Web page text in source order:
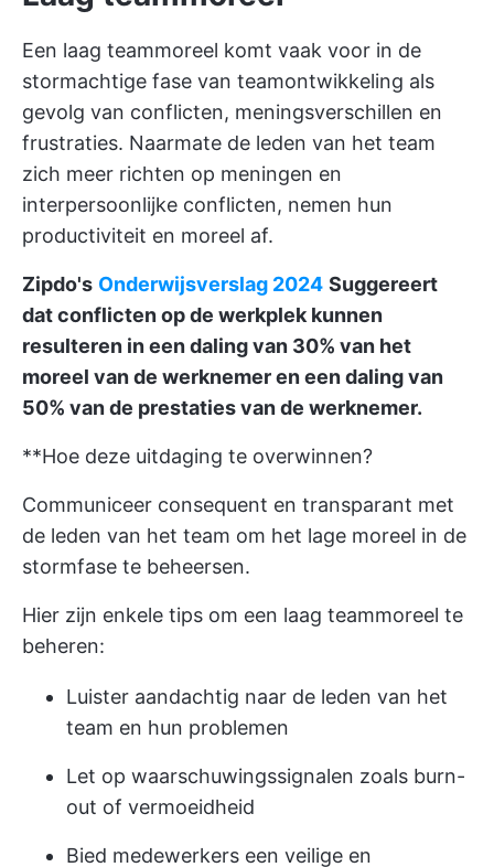
Een laag teammoreel komt vaak voor in de
stormachtige fase van teamontwikkeling als
gevolg van conflicten, meningsverschillen en
frustraties. Naarmate de leden van het team
zich meer richten op meningen en
interpersoonlijke conflicten, nemen hun
productiviteit en moreel af.
Zipdo's Onderwijsverslag 2024 Suggereert
dat conflicten op de werkplek kunnen
resulteren in een daling van 30% van het
moreel van de werknemer en een daling van
50% van de prestaties van de werknemer.
**Hoe deze uitdaging te overwinnen?
Communiceer consequent en transparant met
de leden van het team om het lage moreel in de
stormfase te beheersen.
Hier zijn enkele tips om een laag teammoreel te
beheren:
Luister aandachtig naar de leden van het
team en hun problemen
Let op waarschuwingssignalen zoals burn-
out of vermoeidheid
Bied medewerkers een veilige en